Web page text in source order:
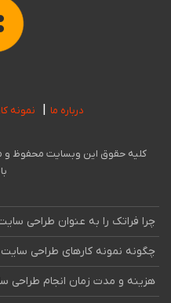
درباره ما نمونه
کلیه حقوق این وبسایت محفوظ و
چرا فراتک را به عنوان طراحی
چگونه نمونه کارهای طراحی
هزینه و مدت زمان انجام طراحی